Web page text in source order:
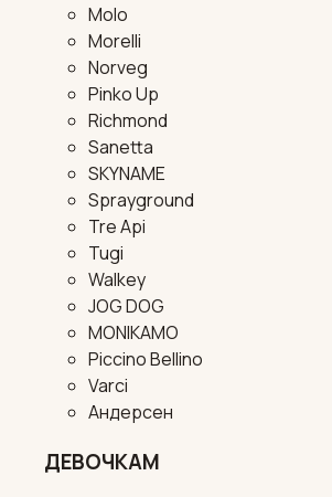
Molo
Morelli
Norveg
Pinko Up
Richmond
Sanetta
SKYNAME
Sprayground
Tre Api
Tugi
Walkey
JOG DOG
MONIKAMO
Piccino Bellino
Varci
Андерсен
ДЕВОЧКАМ